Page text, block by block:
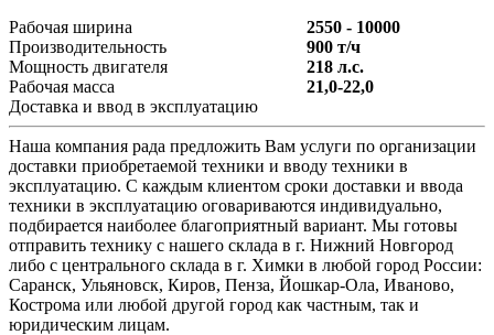
Рабочая ширина
2550 - 10000
Производительность
900 т/ч
Мощность двигателя
218 л.с.
Рабочая масса
21,0-22,0
Доставка и ввод в эксплуатацию
Наша компания рада предложить Вам услуги по организации
доставки приобретаемой техники и вводу техники в
эксплуатацию. С каждым клиентом сроки доставки и ввода
техники в эксплуатацию оговариваются индивидуально,
подбирается наиболее благоприятный вариант. Мы готовы
отправить технику с нашего склада в г. Нижний Новгород
либо с центрального склада в г. Химки в любой город России:
Саранск, Ульяновск, Киров, Пенза, Йошкар-Ола, Иваново,
Кострома или любой другой город как частным, так и
юридическим лицам.